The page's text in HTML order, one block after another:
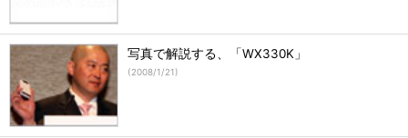
写真で解説する、「WX330K」
(2008/1/21)